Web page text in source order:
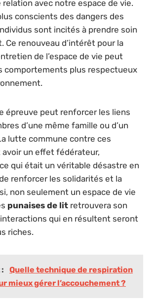
avec notre espace de vie.
conscients des dangers des
sont incités à prendre soin
Ce renouveau d’intérêt pour la
de l’espace de vie peut
comportements plus respectueux
épreuve peut renforcer les liens
d’une même famille ou d’un
lutte commune contre ces
un effet fédérateur,
qui était un véritable désastre en
renforcer les solidarités et la
non seulement un espace de vie
punaises de lit retrouvera son
qui en résultent seront
riches.
Quelle technique de respiration
mieux gérer l’accouchement ?